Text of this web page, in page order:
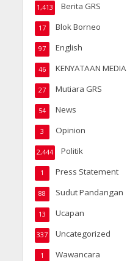
Berita GRS
1,413
Blok Borneo
17
English
97
KENYATAAN MEDIA
46
Mutiara GRS
27
News
54
Opinion
3
Politik
2,444
Press Statement
1
Sudut Pandangan
88
Ucapan
13
Uncategorized
337
Wawancara
1